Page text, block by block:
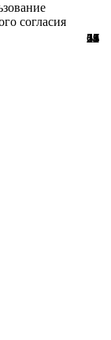
28
22
2
24
7
11
51
56
2
29
61
3
4
12
8
67
согласия